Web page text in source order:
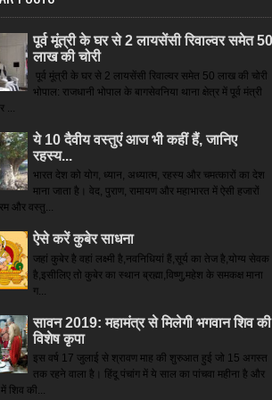
पूर्व मूंत्री के घर से 2 लायसेंसी रिवाल्वर समेत 50
लाख की चोरी
पूर्व मूंत्री के घर से 2 लायसेंसी रिवाल्वर समेत 50 लाख की चोरी
भोपाल: राजधानी भोपाल के बागसेवनिया थाना क्षेत्र में पूर्व मंत्री
...
ये 10 दैवीय वस्तुएं आज भी कहीं हैं, जानिए
रहस्य...
भारत देश को योग, ध्यान, अध्यात्म, रहस्य और चमत्कारों का देश
माना जाता है। वेद, पुराण, रामायण और महाभारत में ऐसी हजारों
और वस्तु...
ऐसे करें कुबेर साधना
जहां कुबेर है­ वहां लक्ष्मी है,नवनिधियां हैं,सूर्य का तेज है,योग्य सेवक
है,इसीलिए तो कुबेर का स्थान ब्रह्मा,विष्णु,महेश के समकक्ष माना
ग...
सावन 2019: महामंत्र से मिलेगी भगवान शिव की
विशेष कृपा
इस वर्ष 17 जुलाई से श्रावण माह की शुरुआत हुई जो 15 अगस्त
तक रहने वाला है। हिंदू पंचांग में ये साल का पांचवा महीना है और
शिव की...